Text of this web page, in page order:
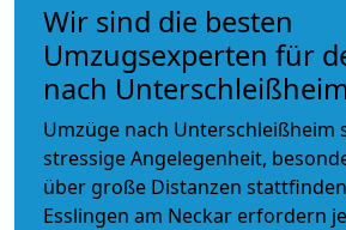
Wir sind die besten
Umzugsexperten für
nach Unterschleißheim
Umzüge nach Unterschleißheim
stressige Angelegenheit,
über große Distanzen
Esslingen am Neckar erfordern